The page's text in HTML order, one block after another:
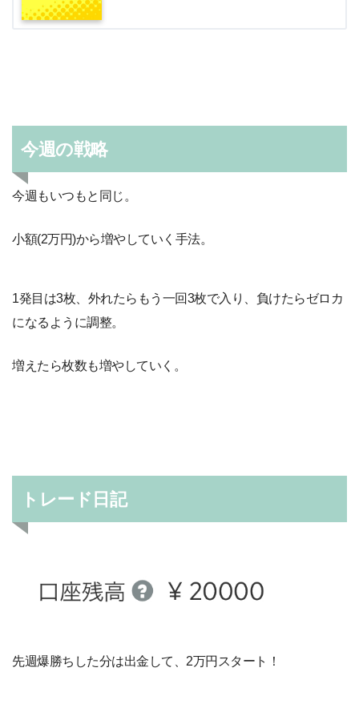
今週の戦略
今週もいつもと同じ。
小額(2万円)から増やしていく手法。
1発目は3枚、外れたらもう一回3枚で入り、負けたらゼロカ
になるように調整。
増えたら枚数も増やしていく。
トレード日記
先週爆勝ちした分は出金して、2万円スタート！